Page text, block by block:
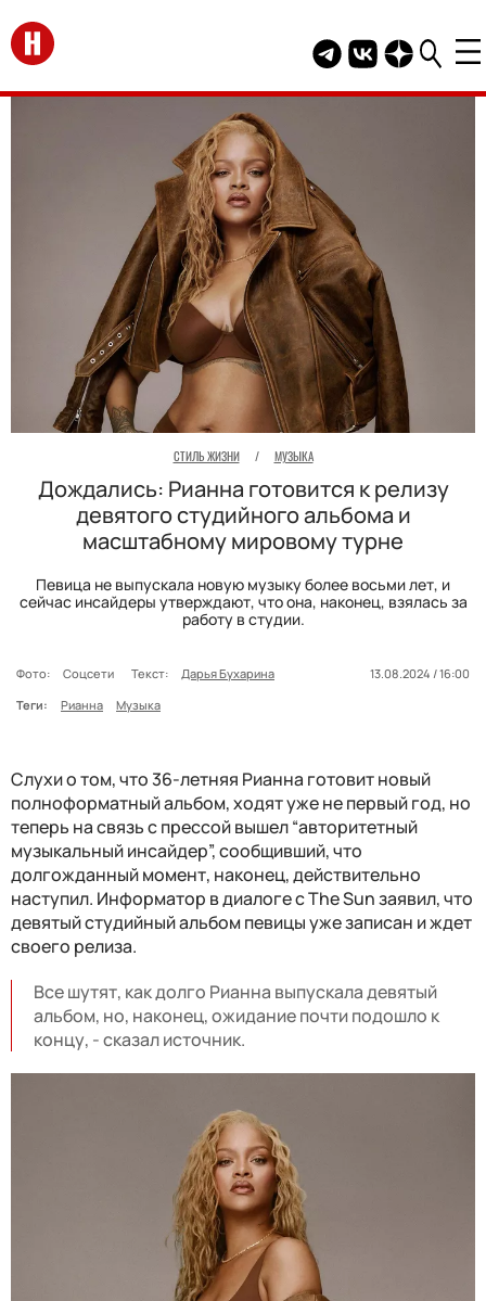
Перейти на главную
Telegram канал
Группа HELLO
Канал
СТИЛЬ ЖИЗНИ / МУЗЫКА
Дождались: Рианна готовится к релизу
девятого студийного альбома и
масштабному мировому турне
Певица не выпускала новую музыку более восьми лет, и
сейчас инсайдеры утверждают, что она, наконец, взялась за
работу в студии.
Фото: Соцсети Текст: Дарья Бухарина
13.08.2024 / 16:00
Теги:
Рианна Музыка
Слухи о том, что 36-летняя Рианна готовит новый
полноформатный альбом, ходят уже не первый год, но
теперь на связь с прессой вышел “авторитетный
музыкальный инсайдер”, сообщивший, что
долгожданный момент, наконец, действительно
наступил. Информатор в диалоге с The Sun заявил, что
девятый студийный альбом певицы уже записан и ждет
своего релиза.
Все шутят, как долго Рианна выпускала девятый
альбом, но, наконец, ожидание почти подошло к
концу, - сказал источник.